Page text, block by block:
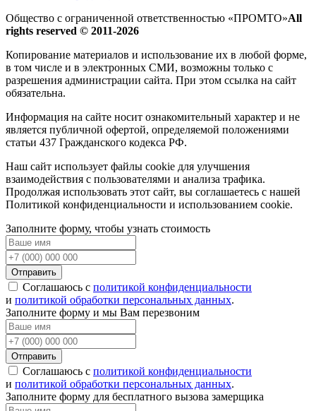
Общество с ограниченной ответственностью «ПРОМТО»All
rights reserved © 2011-2026
Копирование материалов и использование их в любой форме,
в том числе и в электронных СМИ, возможны только c
разрешения администрации сайта. При этом ссылка на сайт
обязательна.
Информация на сайте носит ознакомительный характер и не
является публичной офертой, определяемой положениями
статьи 437 Гражданского кодекса РФ.
Наш сайт использует файлы cookie для улучшения
взаимодействия с пользователями и анализа трафика.
Продолжая использовать этот сайт, вы соглашаетесь с нашей
Политикой конфиденциальности и использованием cookie.
Заполните форму, чтобы узнать стоимость
Отправить
Соглашаюсь с политикой конфиденциальности
и политикой обработки персональных данных.
Заполните форму и мы Вам перезвоним
Отправить
Соглашаюсь с политикой конфиденциальности
и политикой обработки персональных данных.
Заполните форму для бесплатного вызова замерщика